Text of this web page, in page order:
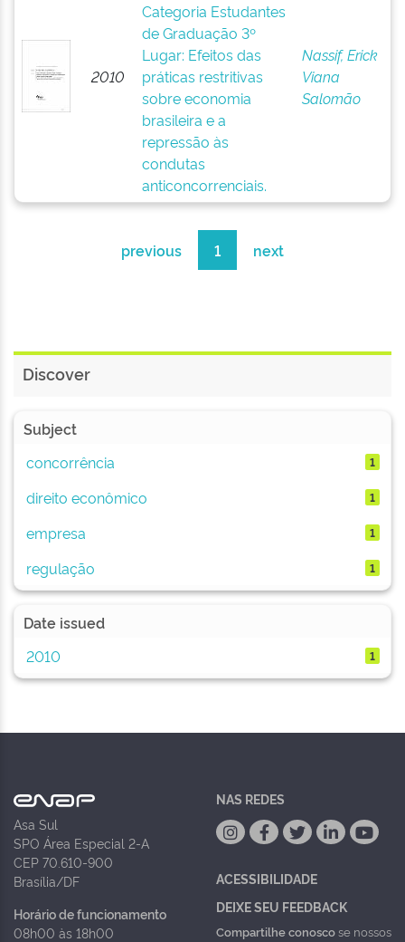
2010
Categoria Estudantes
de Graduação 3º
Lugar: Efeitos das
práticas restritivas
sobre economia
brasileira e a
repressão às
condutas
anticoncorrenciais.
Nassif, Erick
Viana
Salomão
previous 1 next
Discover
Subject
concorrência
1
direito econômico 1
empresa 1
regulação 1
Date issued
2010
1
Asa Sul
SPO Área Especial 2-A
CEP 70.610-900
Brasília/DF
Horário de funcionamento
08h00 às 18h00
NAS REDES
ACESSIBILIDADE
DEIXE SEU FEEDBACK
Compartilhe conoscose nossos